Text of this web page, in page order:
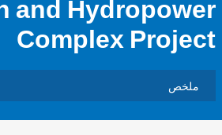
and
Complex